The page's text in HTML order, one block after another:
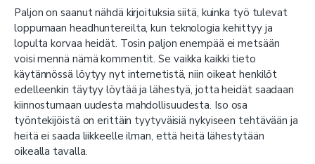
Paljon on saanut nähdä kirjoituksia siitä, kuinka työ tulevat
loppumaan headhuntereilta, kun teknologia kehittyy ja
lopulta korvaa heidät. Tosin paljon enempää ei metsään
voisi mennä nämä kommentit. Se vaikka kaikki tieto
käytännössä löytyy nyt internetistä, niin oikeat henkilöt
edelleenkin täytyy löytää ja lähestyä, jotta heidät saadaan
kiinnostumaan uudesta mahdollisuudesta. Iso osa
työntekijöistä on erittäin tyytyväisiä nykyiseen tehtävään ja
heitä ei saada liikkeelle ilman, että heitä lähestytään
oikealla tavalla.